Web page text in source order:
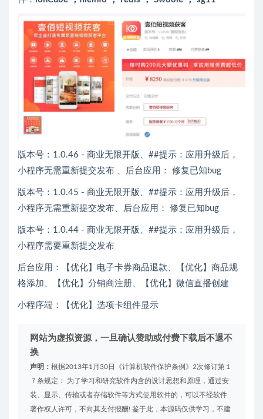
版本号：1.0.46 - 商业无限开版、##提示：应用升级后，
小程序无需重新提交发布 、后台应用： 修复已知bug
版本号：1.0.45 - 商业无限开版、##提示：应用升级后，
小程序无需重新提交发布、后台应用： 修复已知bug
版本号：1.0.44 - 商业无限开版、##提示：应用升级后，
小程序需要重新提交发布
后台应用：【优化】电子卡券商品退款、【优化】商品规
格添加、【优化】分销商注册、【优化】微信直播创建
小程序端：【优化】选项卡组件显示
网站为虚拟资源，一旦确认赞助或付费下载后不退不
换
声明： 根据2013年1月30日《计算机软件保护条例》2次修订第１
７条规定： 为了学习和研究软件内含的设计思想和原理，通过安
装、显示、传输或者存储软件等方式使用软件的，可以不经软件
著作权人许可，不向其支付报酬! 鉴于此，本源码仅供学习，不建